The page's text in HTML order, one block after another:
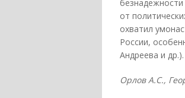
от
охватил
России,
Андреева и др.).
Орлов А.С.,